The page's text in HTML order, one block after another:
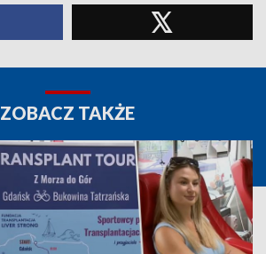
ZOBACZ TAKŻE